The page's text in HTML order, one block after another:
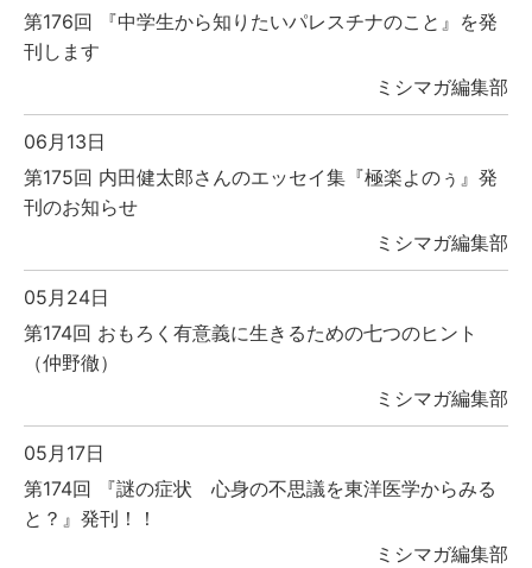
第176回 『中学生から知りたいパレスチナのこと』を発
刊します
ミシマガ編集部
06月13日
第175回 内田健太郎さんのエッセイ集『極楽よのぅ』発
刊のお知らせ
ミシマガ編集部
05月24日
第174回 おもろく有意義に生きるための七つのヒント
（仲野徹）
ミシマガ編集部
05月17日
第174回 『謎の症状 心身の不思議を東洋医学からみる
と？』発刊！！
ミシマガ編集部